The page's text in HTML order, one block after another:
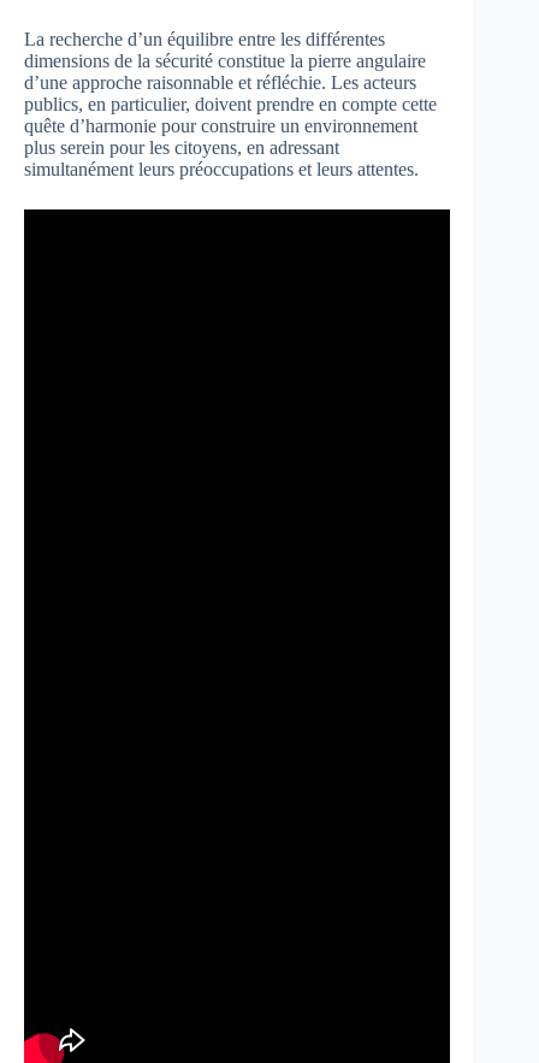
La recherche d’un équilibre entre les différentes
dimensions de la sécurité constitue la pierre angulaire
d’une approche raisonnable et réfléchie. Les acteurs
publics, en particulier, doivent prendre en compte cette
quête d’harmonie pour construire un environnement
plus serein pour les citoyens, en adressant
simultanément leurs préoccupations et leurs attentes.